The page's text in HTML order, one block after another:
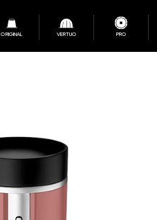
ORIGINAL VERTUO PRO